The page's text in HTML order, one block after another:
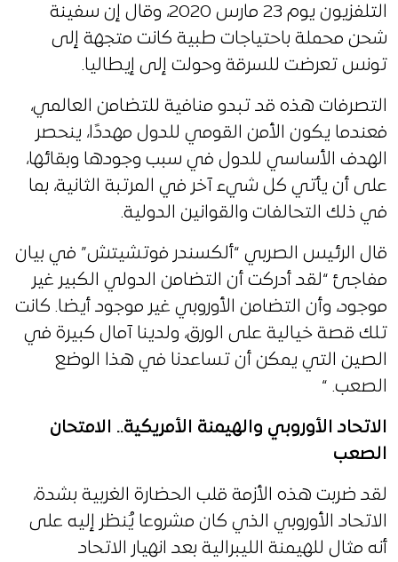
التلفزيون يوم 23 مارس 2020، وقال إن سفينة
شحن محملة باحتياجات طبية كانت متجهة إلى
تونس تعرضت للسرقة وحولت إلى إيطاليا.
التصرفات هذه قد تبدو منافية للتضامن العالمي،
فعندما يكون الأمن القومي للدول مهددًا، ينحصر
الهدف الأساسي للدول في سبب وجودها وبقائها،
على أن يأتي كل شيء آخر في المرتبة الثانية، بما
في ذلك التحالفات والقوانين الدولية.
قال الرئيس الصربي “ألكسندر فوتشيتش” في بيان
مفاجئ “لقد أدركت أن التضامن الدولي الكبير غير
موجود، وأن التضامن الأوروبي غير موجود أيضا. كانت
تلك قصة خيالية على الورق، ولدينا آمال كبيرة في
الصين التي يمكن أن تساعدنا في هذا الوضع
الصعب. “
الاتحاد الأوروبي والهيمنة الأمريكية.. الامتحان
الصعب
لقد ضربت هذه الأزمة قلب الحضارة الغربية بشدة،
الاتحاد الأوروبي الذي كان مشروعا يُنظر إليه على
أنه مثال للهيمنة الليبرالية بعد انهيار الاتحاد